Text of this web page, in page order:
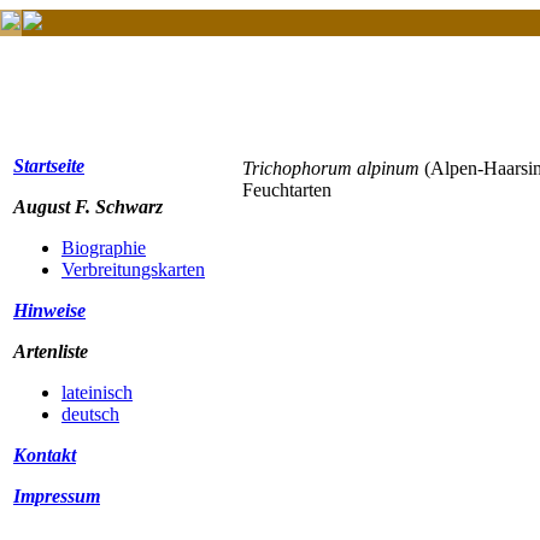
Startseite
August F. Schwarz
Biographie
Verbreitungskarten
Hinweise
Artenliste
lateinisch
deutsch
Kontakt
Impressum
Trichophorum alpinum (Alpen-
Feuchtarten